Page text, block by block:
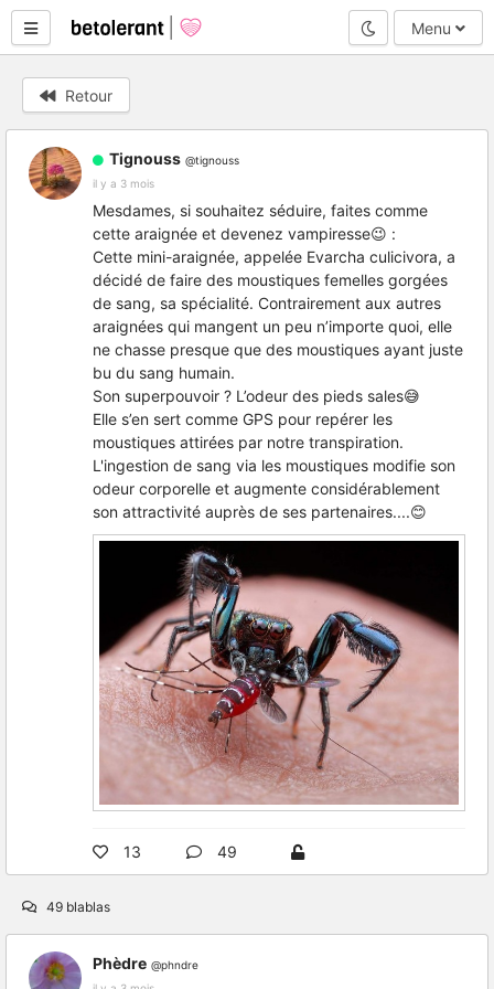
Mode nuit
Menu
Retour
Tignouss @tignouss
il y a 3 mois
Mesdames, si souhaitez séduire, faites comme
cette araignée et devenez vampiresse😉 :
Cette mini-araignée, appelée Evarcha culicivora, a
décidé de faire des moustiques femelles gorgées
de sang, sa spécialité. Contrairement aux autres
araignées qui mangent un peu n’importe quoi, elle
ne chasse presque que des moustiques ayant juste
bu du sang humain.
Son superpouvoir ? L’odeur des pieds sales😅
Elle s’en sert comme GPS pour repérer les
moustiques attirées par notre transpiration.
L'ingestion de sang via les moustiques modifie son
odeur corporelle et augmente considérablement
son attractivité auprès de ses partenaires....😊
13 49
49 blablas
Phèdre @phndre